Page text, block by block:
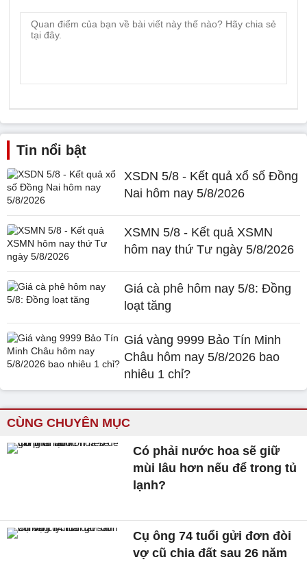
Tin nổi bật
XSDN 5/8 - Kết quả xổ số Đồng
Nai hôm nay 5/8/2026
XSMN 5/8 - Kết quả XSMN
hôm nay thứ Tư ngày 5/8/2026
Giá cà phê hôm nay 5/8: Đồng
loạt tăng
Giá vàng 9999 Bảo Tín Minh
Châu hôm nay 5/8/2026 bao
nhiêu 1 chỉ?
CÙNG CHUYÊN MỤC
Có phải nước hoa sẽ giữ
mùi lâu hơn nếu để trong tủ
lạnh?
Cụ ông 74 tuổi gửi đơn đòi
vợ cũ chia đất sau 26 năm